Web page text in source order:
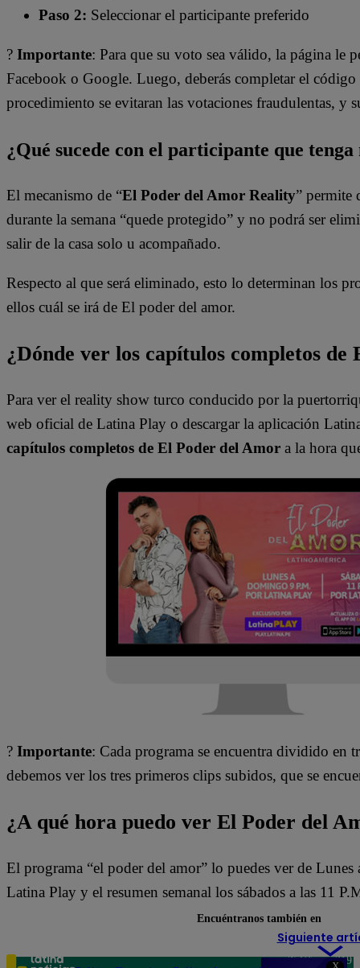
Paso 2: Seleccionar el participante preferido
? Importante: Para que su voto sea válido, la página le
Facebook o Google. Luego, deberás completar el
procedimiento se evitaran las votaciones fraudulentas, y
¿Qué sucede con el participante que tenga
El mecanismo de “El Poder del Amor Reality” permite
durante la semana “quede protegido” y no podrá ser
salir de la casa solo u acompañado.
Respecto al que será eliminado, esto lo determinan los
ellos cuál se irá de El poder del amor.
¿Dónde ver los capítulos completos
Para ver el reality show turco conducido por la
web oficial de Latina Play o descargar la aplicación
capítulos completos de El Poder del Amor a la hora
? Importante: Cada programa se encuentra dividido en
debemos ver los tres primeros clips subidos, que se
¿A qué hora puedo ver El Poder del
El programa “el poder del amor” lo puedes ver de
Latina Play y el resumen semanal los sábados a las 11
Siguiente
Encuéntranos también en
Teléfono: 219